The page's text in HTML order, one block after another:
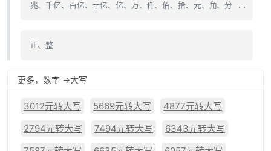
兆、千亿、百亿、十亿、亿、万、仟、佰、拾、元、角、分 ..
正、整
更多，数字 ->大写
3012元转大写 5669元转大写
4877元转大写
2794元转大写
7494元转大写
6343元转大写